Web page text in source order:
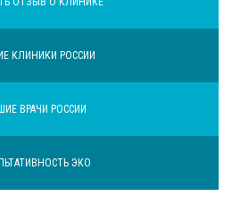
КЛИНИКИ РОССИИ
ВРАЧИ РОССИИ
ЭКО